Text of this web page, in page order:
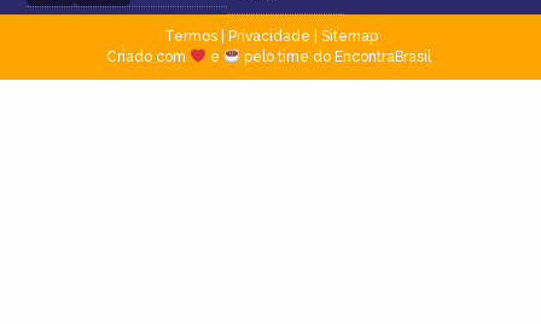
Termos| Privacidade
Sitemap
Criado com
e pelo time do EncontraBrasil